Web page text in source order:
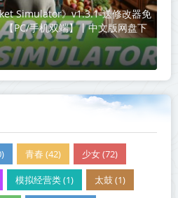
Simulator》v1.3.1-送修改器免
PC/手机双端】丨中文版网盘下
青春 (42) 少女 (72)
模拟经营类 (1) 太鼓 (1)